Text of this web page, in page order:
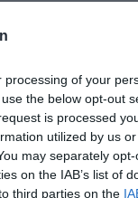
of your
the below opt-out
is processed
utilized by us
may separately
on the IAB’s list of
third parties on the
a harmincas-
otthonába